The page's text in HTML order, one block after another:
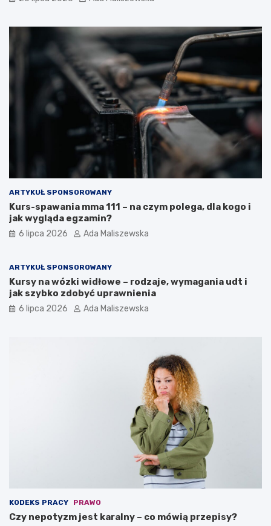
ARTYKUŁ SPONSOROWANY
Kurs-spawania mma 111 – na czym polega, dla kogo i
jak wygląda egzamin?
6 lipca 2026 Ada Maliszewska
ARTYKUŁ SPONSOROWANY
Kursy na wózki widłowe – rodzaje, wymagania udt i
jak szybko zdobyć uprawnienia
6 lipca 2026 Ada Maliszewska
KODEKS PRACY PRAWO
Czy nepotyzm jest karalny – co mówią przepisy?